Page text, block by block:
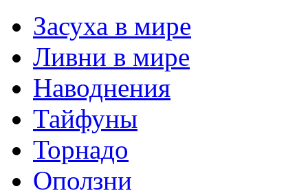
Засуха в мире
Ливни в мире
Наводнения
Тайфуны
Торнадо
Оползни